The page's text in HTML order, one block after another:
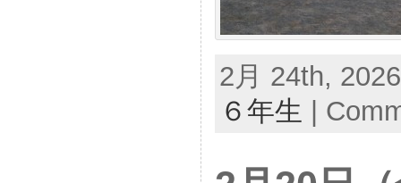
2月 24th,
６年生 |